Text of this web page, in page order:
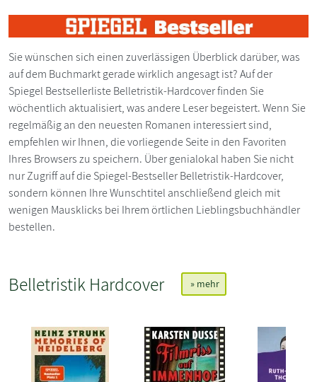
Sie wünschen sich einen zuverlässigen Überblick darüber, was
auf dem Buchmarkt gerade wirklich angesagt ist? Auf der
Spiegel Bestsellerliste Belletristik-Hardcover finden Sie
wöchentlich aktualisiert, was andere Leser begeistert. Wenn Sie
regelmäßig an den neuesten Romanen interessiert sind,
empfehlen wir Ihnen, die vorliegende Seite in den Favoriten
Ihres Browsers zu speichern. Über genialokal haben Sie nicht
nur Zugriff auf die Spiegel-Bestseller Belletristik-Hardcover,
sondern können Ihre Wunschtitel anschließend gleich mit
wenigen Mausklicks bei Ihrem örtlichen Lieblingsbuchhändler
bestellen.
Belletristik Hardcover » mehr